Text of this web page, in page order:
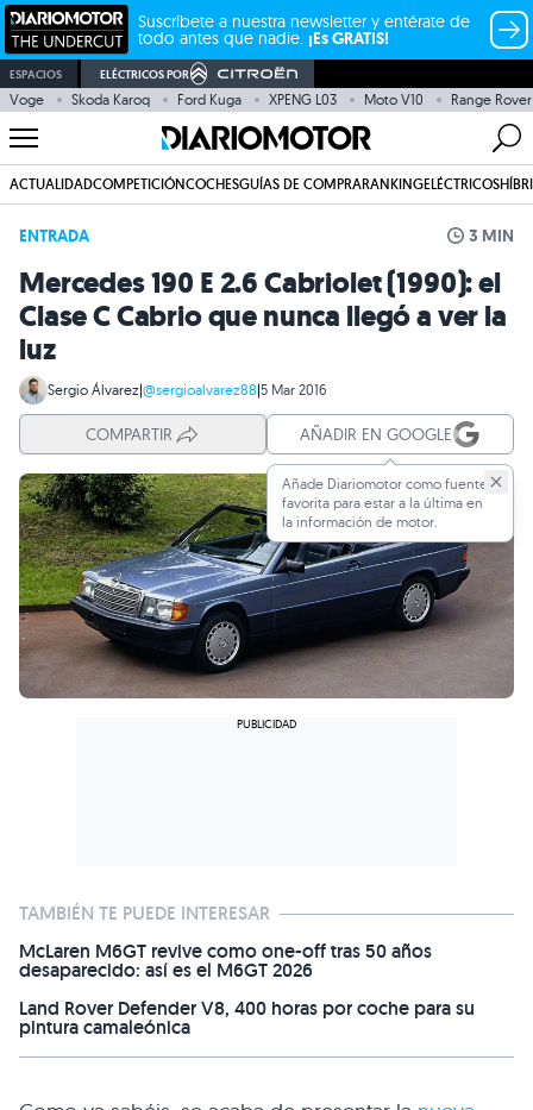
Suscríbete a nuestra newsletter y entérate de
todo antes que nadie. ¡Es GRATIS!
ESPACIOS ELÉCTRICOS POR
Voge Skoda Karoq Ford Kuga XPENG L03 Moto V10 Range Rover
ACTUALIDADCOMPETICIÓNCOCHESGUÍAS DE COMPRARANKINGELÉCTRICOS
ENTRADA 3 MIN
Mercedes 190 E 2.6 Cabriolet (1990): el
Clase C Cabrio que nunca llegó a ver la
luz
Sergio Álvarez|@sergioalvarez88|5 Mar 2016
COMPARTIR AÑADIR EN GOOGLE
Añade Diariomotor como fuente
favorita para estar a la última en
la información de motor.
TAMBIÉN TE PUEDE INTERESAR
McLaren M6GT revive como one-off tras 50 años
desaparecido: así es el M6GT 2026
Land Rover Defender V8, 400 horas por coche para su
pintura camaleónica